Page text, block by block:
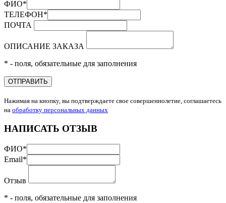
ФИО*
ТЕЛЕФОН*
ПОЧТА
ОПИСАНИЕ ЗАКАЗА
* - поля, обязательные для заполнения
ОТПРАВИТЬ
Нажимая на кнопку, вы подтверждаете свое совершеннолетие, соглашаетесь
на обработку персональных данных
НАПИСАТЬ ОТЗЫВ
ФИО*
Email*
Отзыв
* - поля, обязательные для заполнения